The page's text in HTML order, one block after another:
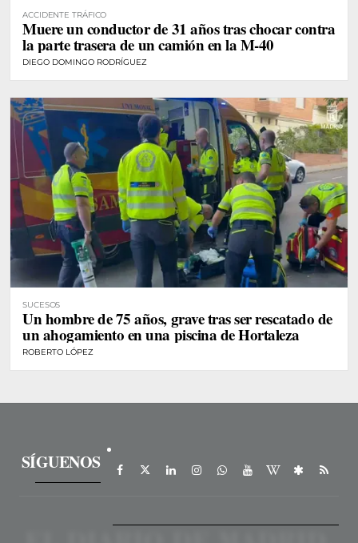
ACCIDENTE TRÁFICO
Muere un conductor de 31 años tras chocar contra
la parte trasera de un camión en la M-40
DIEGO DOMINGO RODRÍGUEZ
SUCESOS
Un hombre de 75 años, grave tras ser rescatado de
un ahogamiento en una piscina de Hortaleza
ROBERTO LÓPEZ
SÍGUENOS